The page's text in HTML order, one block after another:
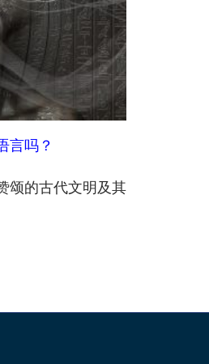
言吗？
颂的古代文明及其